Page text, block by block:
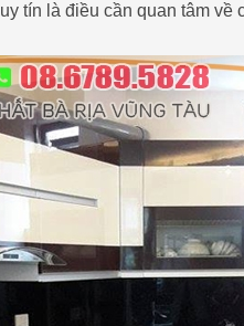
uy tín là điều cần quan tâm